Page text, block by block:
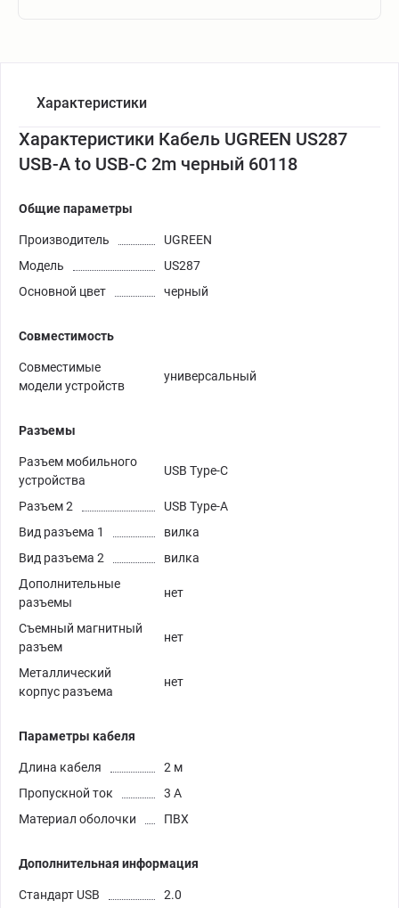
Характеристики
Характеристики Кабель UGREEN US287
USB-A to USB-C 2m черный 60118
Общие параметры
Производитель
UGREEN
Модель
US287
Основной цвет
черный
Совместимость
Совместимые
модели устройств
универсальный
Разъемы
Разъем мобильного
устройства
USB Type-C
Разъем 2
USB Type-A
Вид разъема 1
вилка
Вид разъема 2
вилка
Дополнительные
разъемы
нет
Съемный магнитный
разъем
нет
Металлический
корпус разъема
нет
Параметры кабеля
Длина кабеля
2 м
Пропускной ток
3 А
Материал оболочки
ПВХ
Дополнительная информация
Стандарт USB 2.0